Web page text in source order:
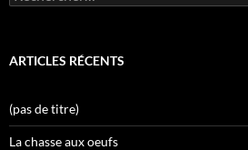
ARTICLES RÉCENTS
(pas de titre)
La chasse aux oeufs